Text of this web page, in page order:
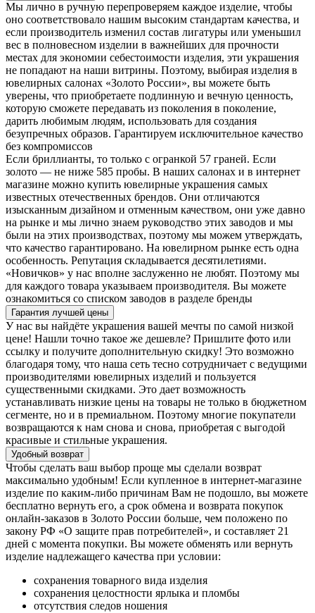
Мы лично в ручную перепроверяем каждое изделие, чтобы
оно соответствовало нашим высоким стандартам качества, и
если производитель изменил состав лигатуры или уменьшил
вес в полновесном изделии в важнейших для прочности
местах для экономии себестоимости изделия, эти украшения
не попадают на наши витрины. Поэтому, выбирая изделия в
ювелирных салонах «Золото России», вы можете быть
уверены, что приобретаете подлинную и вечную ценность,
которую сможете передавать из поколения в поколение,
дарить любимым людям, использовать для создания
безупречных образов. Гарантируем исключительное качество
без компромиссов
Если бриллианты, то только с огранкой 57 граней. Если
золото — не ниже 585 пробы. В наших салонах и в интернет
магазине можно купить ювелирные украшения самых
известных отечественных брендов. Они отличаются
изысканным дизайном и отменным качеством, они уже давно
на рынке и мы лично знаем руководство этих заводов и мы
были на этих производствах, поэтому мы можем утверждать,
что качество гарантировано. На ювелирном рынке есть одна
особенность. Репутация складывается десятилетиями.
«Новичков» у нас вполне заслуженно не любят. Поэтому мы
для каждого товара указываем производителя. Вы можете
ознакомиться со списком заводов в разделе бренды
Гарантия лучшей цены
У нас вы найдёте украшения вашей мечты по самой низкой
цене! Нашли точно такое же дешевле? Пришлите фото или
ссылку и получите дополнительную скидку! Это возможно
благодаря тому, что наша сеть тесно сотрудничает с ведущими
производителями ювелирных изделий и пользуется
существенными скидками. Это дает возможность
устанавливать низкие цены на товары не только в бюджетном
сегменте, но и в премиальном. Поэтому многие покупатели
возвращаются к нам снова и снова, приобретая с выгодой
красивые и стильные украшения.
Удобный возврат
Чтобы сделать ваш выбор проще мы сделали возврат
максимально удобным! Если купленное в интернет-магазине
изделие по каким-либо причинам Вам не подошло, вы можете
бесплатно вернуть его, а срок обмена и возврата покупок
онлайн-заказов в Золото России больше, чем положено по
закону РФ «О защите прав потребителей», и составляет 21
дней с момента покупки. Вы можете обменять или вернуть
изделие надлежащего качества при условии:
сохранения товарного вида изделия
сохранения целостности ярлыка и пломбы
отсутствия следов ношения